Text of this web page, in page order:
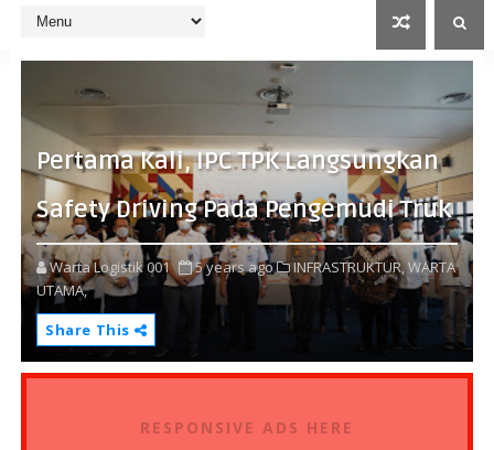
Pertama Kali, IPC TPK Langsungkan
Safety Driving Pada Pengemudi Truk
Warta Logistik 001 5 years ago INFRASTRUKTUR,WARTA
UTAMA,
Share This
RESPONSIVE ADS HERE